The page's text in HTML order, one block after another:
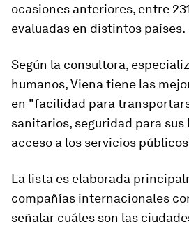
ocasiones anteriores, entre
evaluadas en distintos países.
Según la consultora,
humanos, Viena tiene las
en "facilidad para
sanitarios, seguridad para
acceso a los servicios
La lista es elaborada
compañías internacionales
señalar cuáles son las